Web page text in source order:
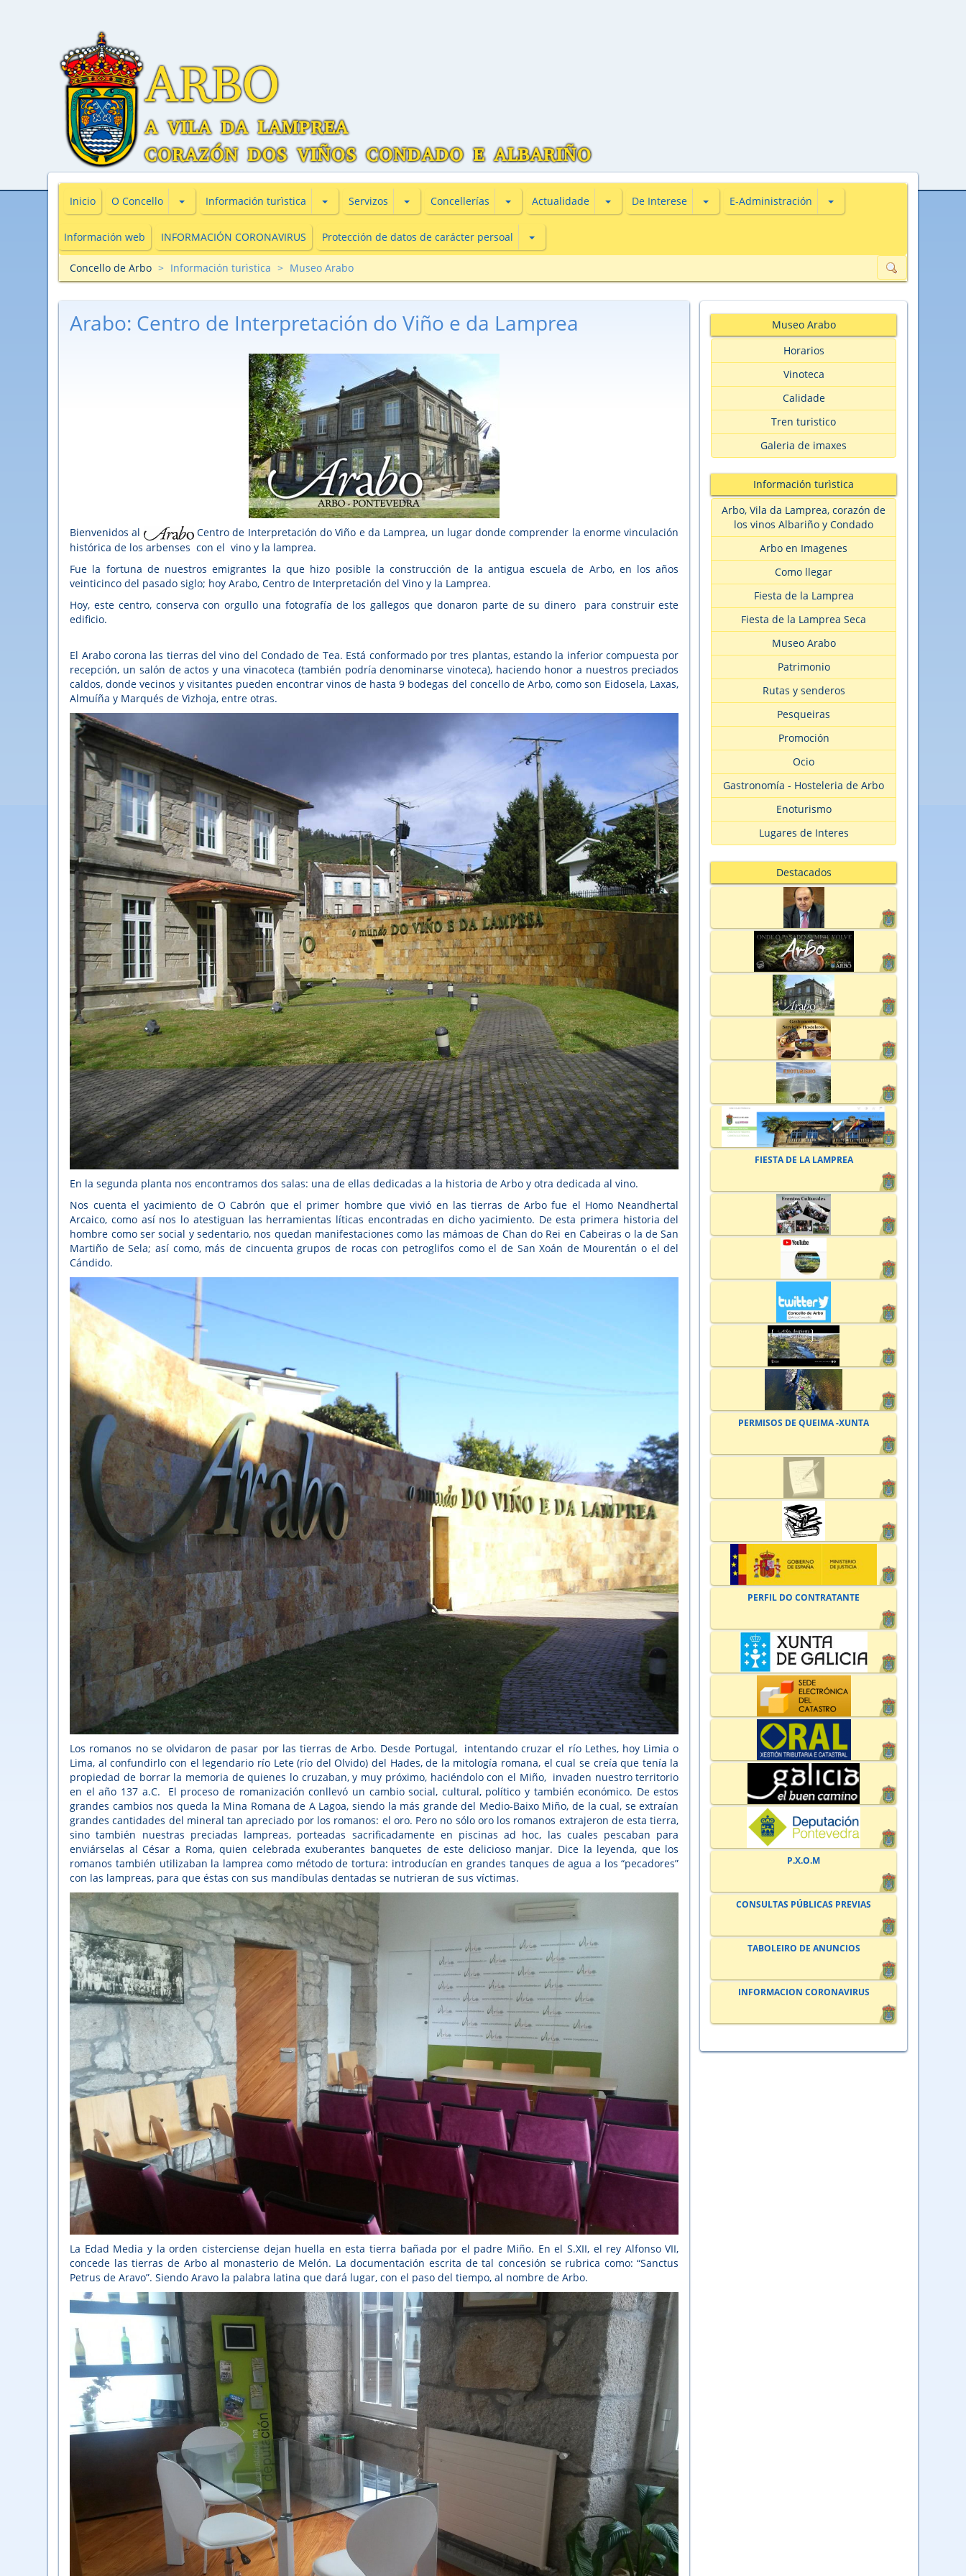
Inicio O Concello Subsecciones de O Concello
Información turìstica Subsecciones de Información turìstica
Servizos Subsecciones de Servizos
Concellerías Subsecciones de Concellerías
Actualidade Subsecciones de Actualidade
De Interese Subsecciones de De Interese
E-Administración Subsecciones de E-
Información web INFORMACIÓN CORONAVIRUS Protección de datos de carácter persoal Subsecciones de Protección de datos de carácter persoal
Concello de Arbo Información turìstica Museo Arabo
Arabo: Centro de Interpretación do Viño e da Lamprea
Bienvenidos al
Centro de Interpretación do Viño e da Lamprea, un lugar donde comprender la enorme vinculación
histórica de los arbenses con el vino y la lamprea.
Fue la fortuna de nuestros emigrantes la que hizo posible la construcción de la antigua escuela de Arbo, en los años
veinticinco del pasado siglo; hoy Arabo, Centro de Interpretación del Vino y la Lamprea.
Hoy, este centro, conserva con orgullo una fotografía de los gallegos que donaron parte de su dinero para construir este
edificio.
El Arabo corona las tierras del vino del Condado de Tea. Está conformado por tres plantas, estando la inferior compuesta por
recepción, un salón de actos y una vinacoteca (también podría denominarse vinoteca), haciendo honor a nuestros preciados
caldos, donde vecinos y visitantes pueden encontrar vinos de hasta 9 bodegas del concello de Arbo, como son Eidosela, Laxas,
Almuíña y Marqués de Vizhoja, entre otras.
En la segunda planta nos encontramos dos salas: una de ellas dedicadas a la historia de Arbo y otra dedicada al vino.
Nos cuenta el yacimiento de O Cabrón que el primer hombre que vivió en las tierras de Arbo fue el Homo Neandhertal
Arcaico, como así nos lo atestiguan las herramientas líticas encontradas en dicho yacimiento. De esta primera historia del
hombre como ser social y sedentario, nos quedan manifestaciones como las mámoas de Chan do Rei en Cabeiras o la de San
Martiño de Sela; así como, más de cincuenta grupos de rocas con petroglifos como el de San Xoán de Mourentán o el del
Cándido.
Los romanos no se olvidaron de pasar por las tierras de Arbo. Desde Portugal, intentando cruzar el río Lethes, hoy Limia o
Lima, al confundirlo con el legendario río Lete (río del Olvido) del Hades, de la mitología romana, el cual se creía que tenía la
propiedad de borrar la memoria de quienes lo cruzaban, y muy próximo, haciéndolo con el Miño, invaden nuestro territorio
en el año 137 a.C. El proceso de romanización conllevó un cambio social, cultural, político y también económico. De estos
grandes cambios nos queda la Mina Romana de A Lagoa, siendo la más grande del Medio-Baixo Miño, de la cual, se extraían
grandes cantidades del mineral tan apreciado por los romanos: el oro. Pero no sólo oro los romanos extrajeron de esta tierra,
sino también nuestras preciadas lampreas, porteadas sacrificadamente en piscinas ad hoc, las cuales pescaban para
enviárselas al César a Roma, quien celebrada exuberantes banquetes de este delicioso manjar. Dice la leyenda, que los
romanos también utilizaban la lamprea como método de tortura: introducían en grandes tanques de agua a los “pecadores”
con las lampreas, para que éstas con sus mandíbulas dentadas se nutrieran de sus víctimas.
La Edad Media y la orden cisterciense dejan huella en esta tierra bañada por el padre Miño. En el S.XII, el rey Alfonso VII,
concede las tierras de Arbo al monasterio de Melón. La documentación escrita de tal concesión se rubrica como: “Sanctus
Petrus de Aravo”. Siendo Aravo la palabra latina que dará lugar, con el paso del tiempo, al nombre de Arbo.
Museo Arabo
Horarios
Vinoteca
Calidade
Tren turistico
Galeria de imaxes
Información turìstica
Arbo, Vila da Lamprea, corazón de
los vinos Albariño y Condado
Arbo en Imagenes
Como llegar
Fiesta de la Lamprea
Fiesta de la Lamprea Seca
Museo Arabo
Patrimonio
Rutas y senderos
Pesqueiras
Promoción
Ocio
Gastronomía - Hosteleria de Arbo
Enoturismo
Lugares de Interes
Destacados
FIESTA DE LA LAMPREA
PERMISOS DE QUEIMA -XUNTA
PERFIL DO CONTRATANTE
P.X.O.M
CONSULTAS PÚBLICAS PREVIAS
TABOLEIRO DE ANUNCIOS
INFORMACION CORONAVIRUS